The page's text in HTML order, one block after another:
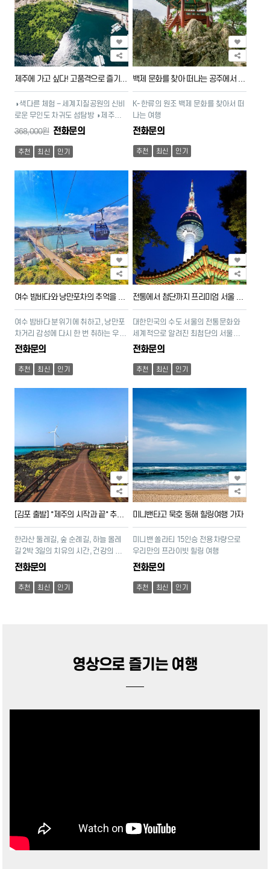
제주에 가고 싶다! 고품격으로 즐기는 제주여행
◑ 색다른 체험 – 세계지질공원의 신비
로운 무인도 차귀도 섬탐방 ◑ 제주의
봄~여름 – 수국꽃 축제 ◑ 제주 맛기행
[특석식 3회 제공] ◑ 노옵션 관광
368,000원 전화문의
추천 최신 인기
K- 한류의 원조 백제 문화를 찾아서 떠
나는 여행
전화문의
추천 최신 인기
여수 밤바다와 낭만포차의 추억을 찾아서
여수 밤바다 분위기에 취하고, 낭만포
차거리 감성에 다시 한 번 취하는 우리
의 추억 여행
전화문의
추천 최신 인기
전통에서 첨단까지 프리미엄 서울 역사 여행
대한민국의 수도 서울의 전통문화와
세계적으로 알려진 최첨단의 서울을
체험할 수 있는 2박3일 여행
전화문의
추천 최신 인기
[김포 출발] "제주의 시작과 끝" 추자도 섬 탐방 & 환상의 올레길
한라산 둘레길, 숲 순례길, 하늘 올레
길 2박 3일의 치유의 시간, 건강의 길
을 걷다.
전화문의
추천 최신 인기
미니밴타고 묵호 동해 힐링여행 가자
미니밴 쏠라티 15인승 전용차량으로
우리만의 프라이빗 힐링 여행
전화문의
추천 최신 인기
영상으로 즐기는 여행